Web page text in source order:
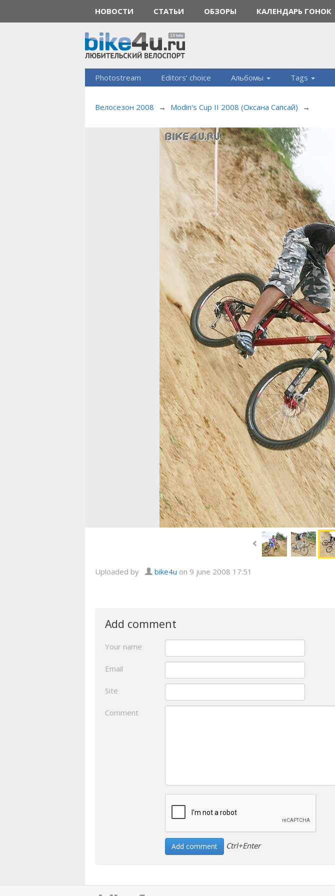
НОВОСТИ СТАТЬИ ОБЗОРЫ КАЛЕНДАРЬ ГОНОК
Photostream Editors’ choice Альбомы Tags
Велосезон 2008 → Modin's Cup II 2008 (Оксана Сапсай) →
Uploaded by bike4u on 9 june 2008 17:51
Add comment
Your name
Email
Site
Comment
Ctrl+Enter